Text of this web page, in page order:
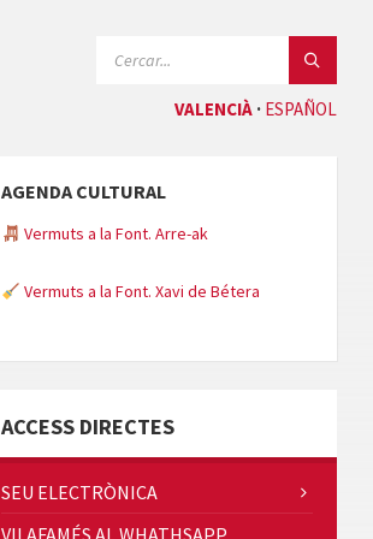
VALENCIÀ ESPAÑOL
AGENDA CULTURAL
Vermuts a la Font. Arre-ak
Vermuts a la Font. Xavi de Bétera
ACCESS DIRECTES
SEU ELECTRÒNICA